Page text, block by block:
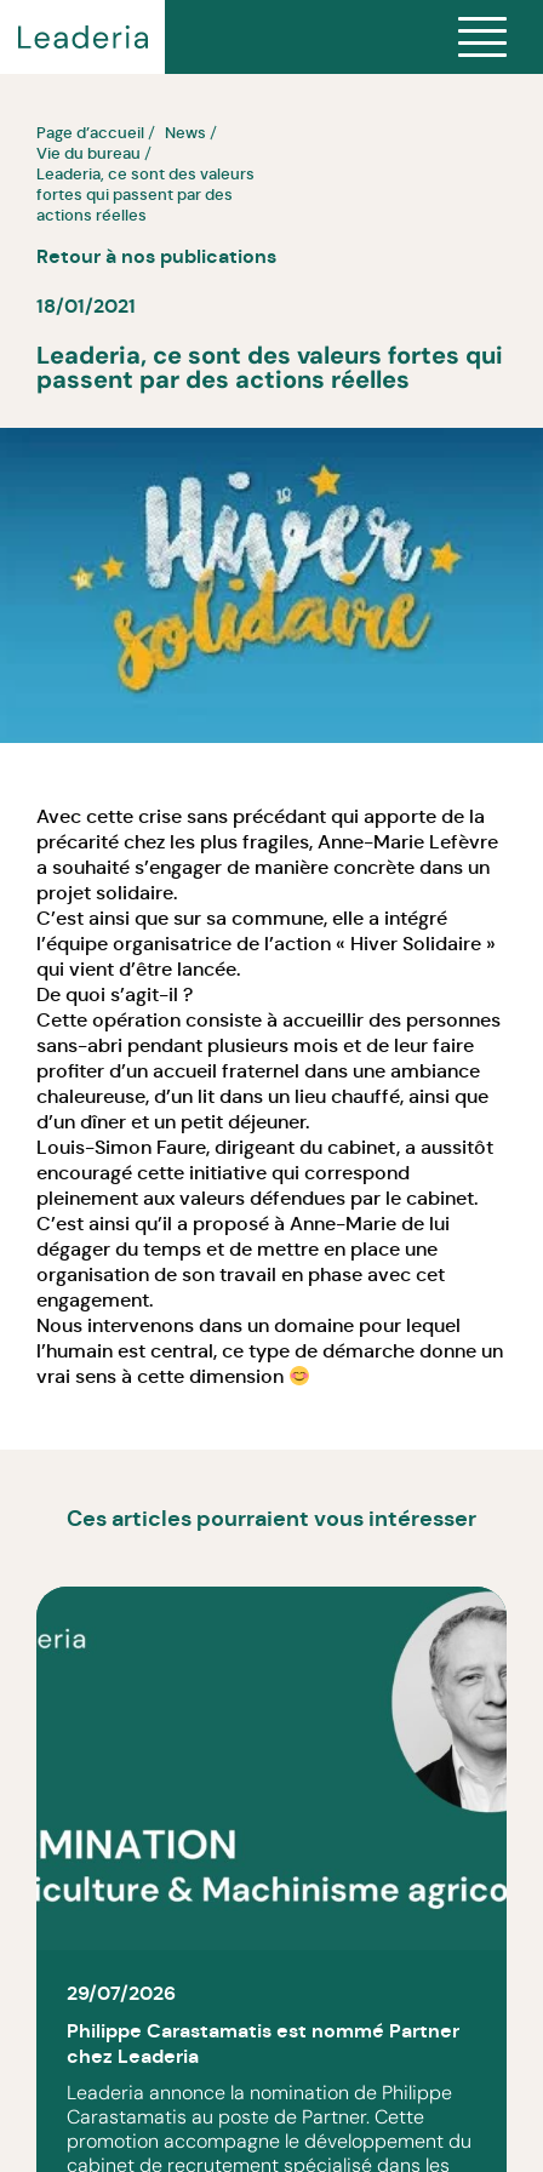
Page d’accueil
News
Vie du bureau
Leaderia, ce sont des valeurs
fortes qui passent par des
actions réelles
Retour à nos publications
18/01/2021
Leaderia, ce sont des valeurs fortes qui
passent par des actions réelles
Avec cette crise sans précédant qui apporte de la
précarité chez les plus fragiles,Anne-Marie Lefèvre
a souhaité s’engager de manière concrète dans un
projet solidaire.
C’est ainsi que sur sa commune, elle a intégré
l’équipe organisatrice de l’action « Hiver Solidaire »
qui vient d’être lancée.
De quoi s’agit-il ?
Cette opération consiste à accueillir des personnes
sans-abri pendant plusieurs mois et de leur faire
profiter d’un accueil fraternel dans une ambiance
chaleureuse, d’un lit dans un lieu chauffé, ainsi que
d’un dîner et un petit déjeuner.
Louis-Simon Faure, dirigeant du cabinet, a aussitôt
encouragé cette initiative qui correspond
pleinement aux valeurs défendues par le cabinet.
C’est ainsi qu’il a proposé à Anne-Marie de lui
dégager du temps et de mettre en place une
organisation de son travail en phase avec cet
engagement.
Nous intervenons dans un domaine pour lequel
l’humain est central, ce type de démarche donne un
vrai sens à cette dimension
Ces articles pourraient vous intéresser
29/07/2026
Philippe Carastamatis est nommé Partner
chez Leaderia
Leaderia annonce la nomination de Philippe
Carastamatis au poste de Partner. Cette
promotion accompagne le développement du
cabinet de recrutement spécialisé dans les